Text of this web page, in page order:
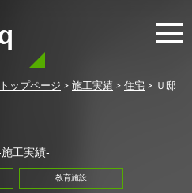
トップページ > 施工実績 > 住宅 > Ｕ邸
工実績-
教育施設